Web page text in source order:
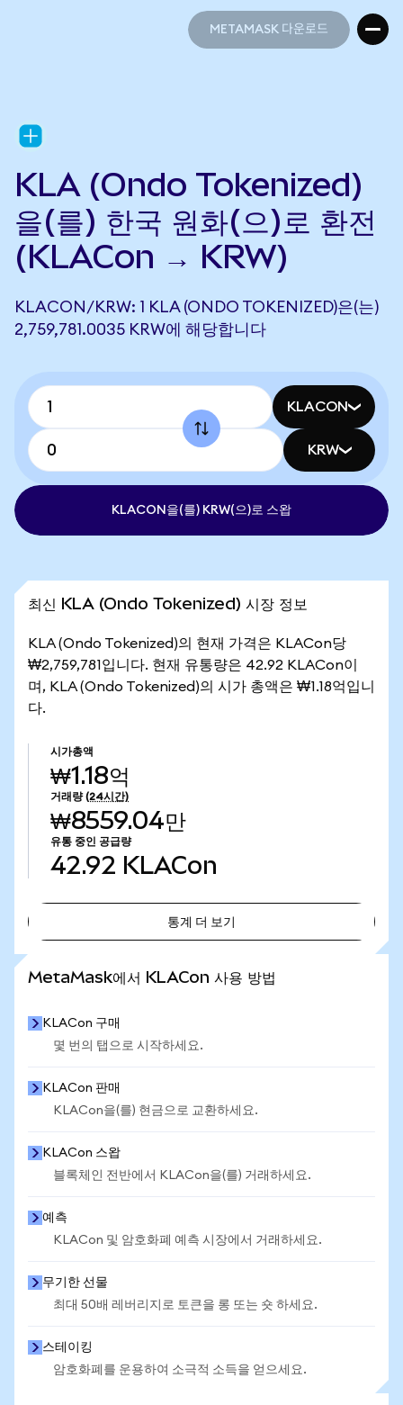
METAMASK 다운로드
KLA (Ondo Tokenized)
을(를) 한국 원화(으)로 환전
(KLACon → KRW)
KLACON/KRW: 1 KLA (ONDO TOKENIZED)은(는)
2,759,781.0035 KRW에 해당합니다
KLACON
KRW
KLACON을(를) KRW(으)로 스왑
최신 KLA (Ondo Tokenized) 시장 정보
KLA (Ondo Tokenized)의 현재 가격은 KLACon당
₩2,759,781입니다. 현재 유통량은 42.92 KLACon이
며, KLA (Ondo Tokenized)의 시가 총액은 ₩1.18억입니
다.
시가총액
₩1.18억
거래량 (24시간)
₩8559.04만
유통 중인 공급량
42.92 KLACon
통계 더 보기
MetaMask에서 KLACon 사용 방법
KLACon 구매
몇 번의 탭으로 시작하세요.
KLACon 판매
KLACon을(를) 현금으로 교환하세요.
KLACon 스왑
블록체인 전반에서 KLACon을(를) 거래하세요.
예측
KLACon 및 암호화폐 예측 시장에서 거래하세요.
무기한 선물
최대 50배 레버리지로 토큰을 롱 또는 숏 하세요.
스테이킹
암호화폐를 운용하여 소극적 소득을 얻으세요.